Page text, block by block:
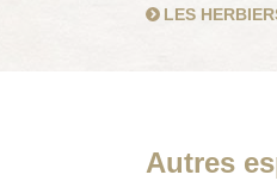
LES
Autres